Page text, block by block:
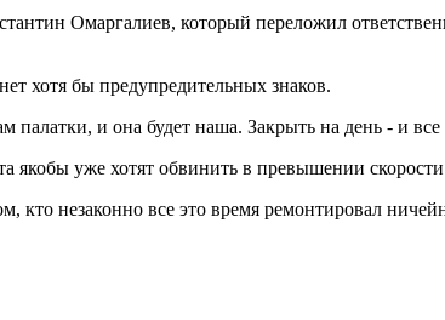
Омаргалиев, который переложил
хотя бы предупредительных знаков.
палатки, и она будет наша. Закрыть на день - и
уже хотят обвинить в превышении
кто незаконно все это время ремонтировал